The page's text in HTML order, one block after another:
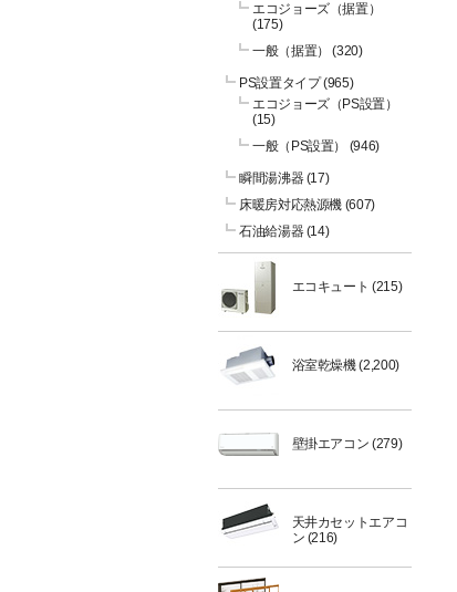
エコジョーズ（据置）
(175)
一般（据置）
(320)
PS設置タイプ(965)
エコジョーズ（PS設置）
(15)
一般（PS設置）
(946)
瞬間湯沸器(17)
床暖房対応熱源機 (607)
石油給湯器(14)
エコキュート (215)
浴室乾燥機(2,200)
壁掛エアコン (279)
天井カセットエアコ
ン (216)